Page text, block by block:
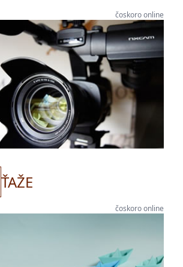
čoskoro online
ŤAŽE
čoskoro online